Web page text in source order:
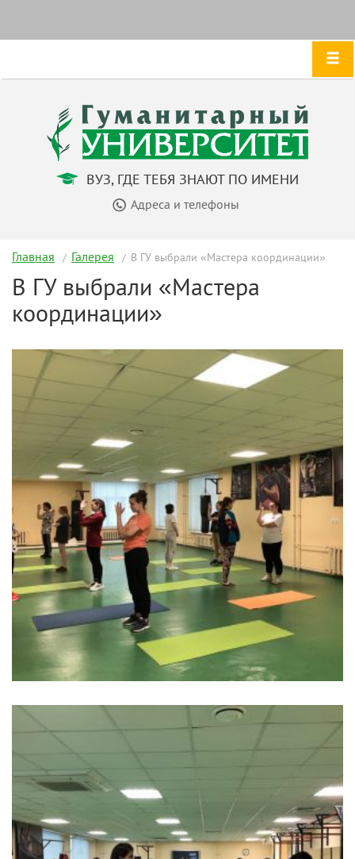
ВУЗ, ГДЕ ТЕБЯ ЗНАЮТ ПО ИМЕНИ
Адреса и телефоны
Главная Галерея В ГУ выбрали «Мастера координации»
В ГУ выбрали «Мастера
координации»